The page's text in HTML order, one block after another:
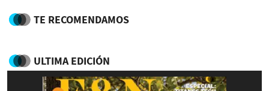
TE RECOMENDAMOS
ULTIMA EDICIÓN